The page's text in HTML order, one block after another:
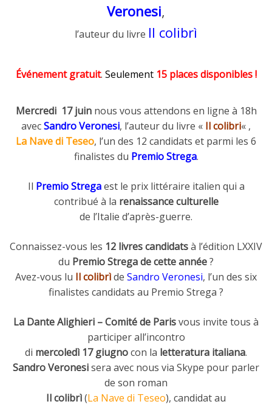
Veronesi,
l’auteur du livre Il colibrì
Événement gratuit. Seulement 15 places disponibles!
Mercredi 17 juinnous vous attendons en ligne à 18h
avecSandro Veronesi, l’auteur du livre « Il colibri« ,
La Nave di Teseo, l’un des 12 candidats et parmi les 6
finalistes du Premio Strega.
Il Premio Stregaest le prix littéraire italien qui a
contribué à la renaissance culturelle
de l’Italie d’après-guerre.
Connaissez-vous les 12 livres candidatsà l’édition LXXIV
du Premio Strega de cette année?
Avez-vous lu Ilcolibrìde Sandro Veronesi, l’un des six
finalistes candidats au Premio Strega ?
La Dante Alighieri – Comité de Parisvous invite tous à
participer all’incontro
di mercoledì 17 giugnocon la letteratura italiana.
Sandro Veronesisera avec nous via Skype pour parler
de son roman
Ilcolibrì(La Nave di Teseo), candidat au